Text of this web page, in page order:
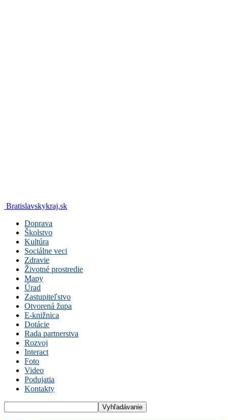
Bratislavskykraj.sk
Doprava
Školstvo
Kultúra
Sociálne veci
Zdravie
Životné prostredie
Mapy
Úrad
Zastupiteľstvo
Otvorená župa
E-knižnica
Dotácie
Rada partnerstva
Rozvoj
Interact
Foto
Video
Podujatia
Kontakty